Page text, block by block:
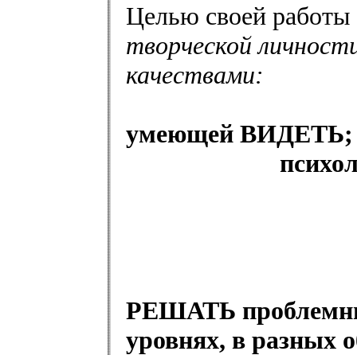
Целью своей
творческой
качествами:
умеющей ВИДЕТЬ;
РЕШАТЬ
уровнях, в разных